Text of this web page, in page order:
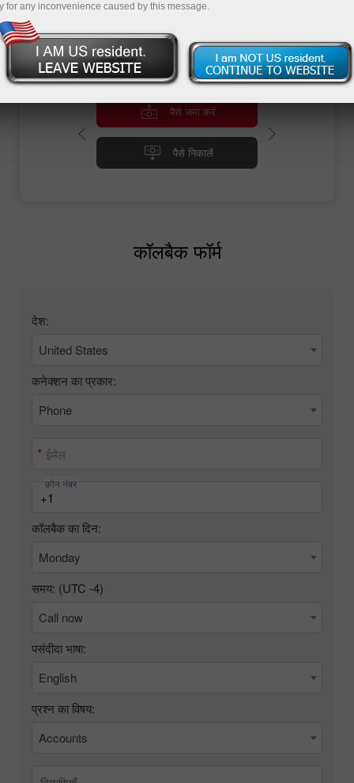
पैसे जमा करें
पैसे निकालें
कॉलबैक फॉर्म
देश:
United States
कनेक्शन का प्रकार:
Phone
ईमेल
फ़ोन नंबर
कॉलबैक का दिन:
Monday
समय: (UTC -4)
Call now
पसंदीदा भाषा:
English
प्रश्न का विषय:
Accounts
for any inconvenience caused by this message.